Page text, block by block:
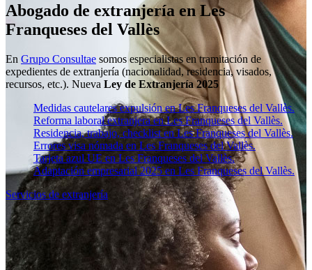
Abogado de extranjería en Les
Franqueses del Vallès
En Grupo Consultae somos especialistas en tramitación de
expedientes de extranjería (nacionalidad, residencia, visados,
recursos, etc.). Nueva Ley de Extranjería 2025
Medidas cautelares expulsión en Les Franqueses del Vallès.
Reforma laboral extranjera en Les Franqueses del Vallès.
Residencia, trabajo, checklist en Les Franqueses del Vallès.
Errores visa nómada en Les Franqueses del Vallès.
Tarjeta azul UE en Les Franqueses del Vallès.
Adaptación empresarial 2025 en Les Franqueses del Vallès.
Servicios de extranjería